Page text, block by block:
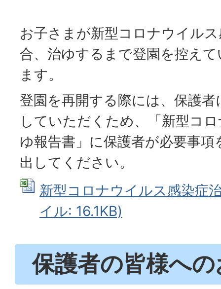
お子さまが新型コロナウイル
合、治ゆするまで登園を控え
ます。
登園を再開する際には、保護
していただくため、「新型コ
ゆ報告書」に保護者が必要事
出してください。
新型コロナウイルス感染症
イル: 16.1KB)
保護者の皆様へ